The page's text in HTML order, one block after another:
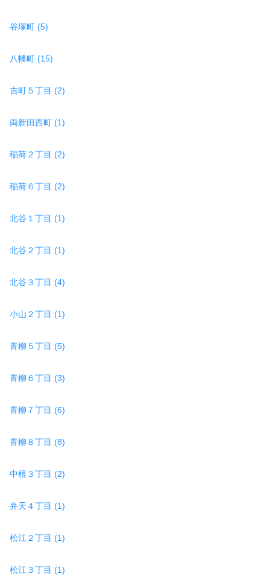
谷塚町 (5)
八幡町 (15)
吉町５丁目 (2)
両新田西町 (1)
稲荷２丁目 (2)
稲荷６丁目 (2)
北谷１丁目 (1)
北谷２丁目 (1)
北谷３丁目 (4)
小山２丁目 (1)
青柳５丁目 (5)
青柳６丁目 (3)
青柳７丁目 (6)
青柳８丁目 (8)
中根３丁目 (2)
弁天４丁目 (1)
松江２丁目 (1)
松江３丁目 (1)